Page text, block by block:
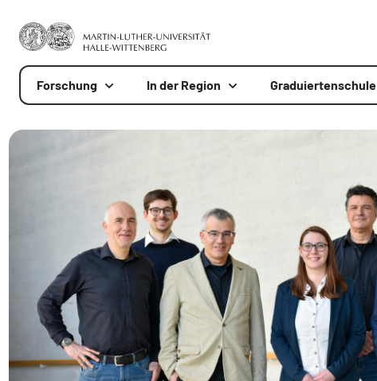
Forschung In der Region Graduiertenschule